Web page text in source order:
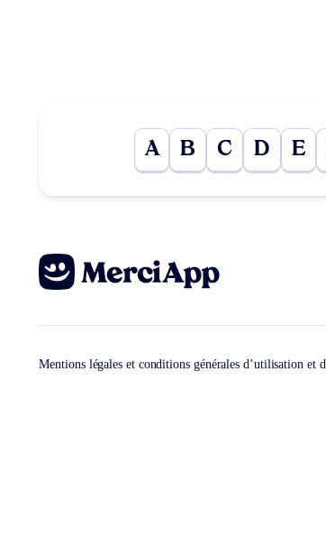
A B C D E
Mentions légales et conditions générales d’utilisation et